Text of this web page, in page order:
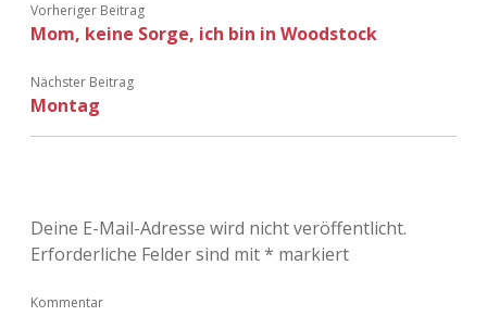
Vorheriger Beitrag
Mom, keine Sorge, ich bin in Woodstock
Nächster Beitrag
Montag
Deine E-Mail-Adresse wird nicht veröffentlicht.
Erforderliche Felder sind mit* markiert
Kommentar